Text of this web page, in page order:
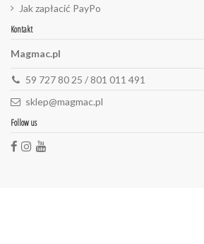
Jak zapłacić PayPo
Kontakt
Magmac.pl
59 727 80 25 / 801 011 491
sklep@magmac.pl
Follow us